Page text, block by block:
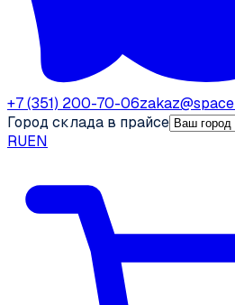
+7 (351) 200-70-06
Город склада в прайсе
RUEN